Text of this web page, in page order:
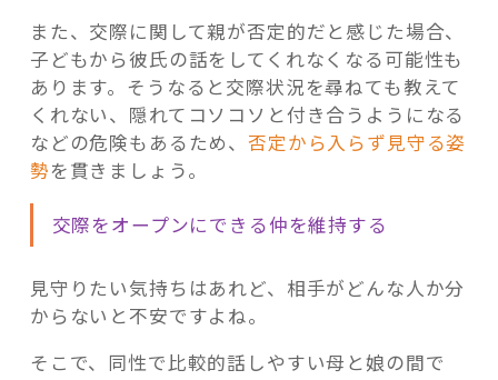
また、交際に関して親が否定的だと感じた場合、
子どもから彼氏の話をしてくれなくなる可能性も
あります。そうなると交際状況を尋ねても教えて
くれない、隠れてコソコソと付き合うようになる
などの危険もあるため、否定から入らず見守る姿
勢を貫きましょう。
交際をオープンにできる仲を維持する
見守りたい気持ちはあれど、相手がどんな人か分
からないと不安ですよね。
そこで、同性で比較的話しやすい母と娘の間で